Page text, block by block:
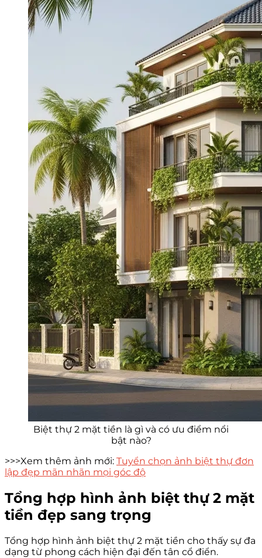
Biệt thự 2 mặt tiền là gì và có ưu điểm nổi
bật nào?
>>>Xem thêm ảnh mới: Tuyển chọn ảnh biệt thự đơn
lập đẹp mãn nhãn mọi góc độ
Tổng hợp hình ảnh biệt thự 2 mặt
tiền đẹp sang trọng
Tổng hợp hình ảnh biệt thự 2 mặt tiền cho thấy sự đa
dạng từ phong cách hiện đại đến tân cổ điển.